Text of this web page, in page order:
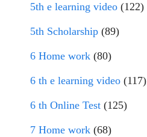
5th e learning video (122)
5th Scholarship (89)
6 Home work (80)
6 th e learning video (117)
6 th Online Test (125)
7 Home work (68)